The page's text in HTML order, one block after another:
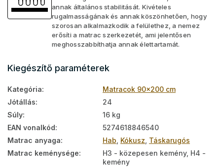
annak általános stabilitását. Kivételes
rugalmasságának és annak köszönhetően, hogy
szorosan alkalmazkodik a felülethez, a nemez
erősíti a matrac szerkezetét, ami jelentősen
meghosszabbíthatja annak élettartamát.
Kiegészítő paraméterek
Kategória:
Matracok 90x200 cm
Jótállás:
24
Súly:
16 kg
EAN vonalkód:
5274618846540
Matrac anyaga: Hab Kókusz Táskarugós
Matrac keménysége:
H3 - közepesen kemény, H4 -
kemény